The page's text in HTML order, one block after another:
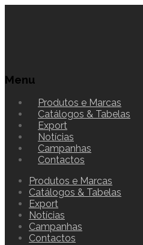
Menu
Produtos e Marcas
Catálogos & Tabelas
Export
Notícias
Campanhas
Contactos
Produtos e Marcas
Catálogos & Tabelas
Export
Notícias
Campanhas
Contactos